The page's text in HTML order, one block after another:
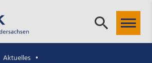
Aktuelles